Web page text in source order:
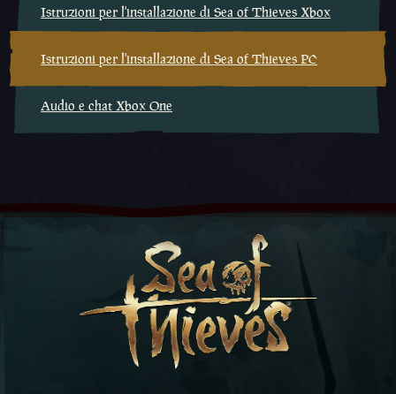
Istruzioni per l'installazione di Sea of Thieves Xbox
Istruzioni per l'installazione di Sea of Thieves PC
Audio e chat Xbox One